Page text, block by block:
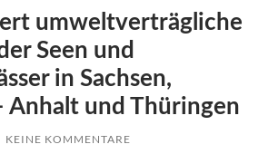
umweltverträgliche
Seen und
in Sachsen,
Anhalt und Thüringen
KEINE KOMMENTARE